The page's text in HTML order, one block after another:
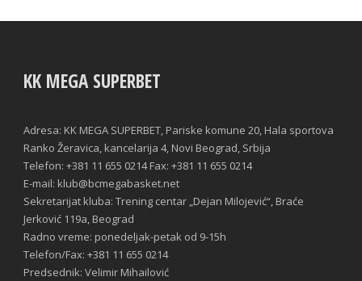
KK MEGA SUPERBET
Adresa: KK MEGA SUPERBET, Pariske komune 20, Hala sportova
Ranko Žeravica, kancelarija 4, Novi Beograd, Srbija
Telefon: +381 11 655 0214 Fax: +381 11 655 0214
E-mail: klub@bcmegabasket.net
Sekretarijat kluba: Trening centar „Dejan Milojević“, Braće
Jerković 119a, Beograd
Radno vreme: ponedeljak-petak od 9-15h
Telefon/Fax: +381 11 655 0214
Predsednik: Velimir Mihailović